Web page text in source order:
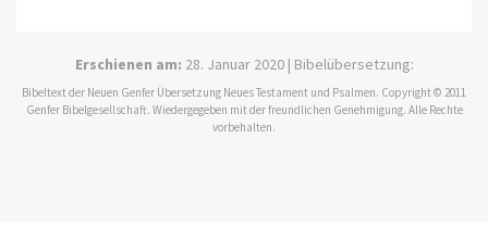
Erschienen am: 28. Januar 2020 | Bibelübersetzung:
Bibeltext der Neuen Genfer Übersetzung Neues Testament und Psalmen. Copyright © 2011
Genfer Bibelgesellschaft. Wiedergegeben mit der freundlichen Genehmigung. Alle Rechte
vorbehalten.